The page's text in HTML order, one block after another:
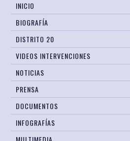
INICIO
BIOGRAFÍA
DISTRITO 20
VIDEOS INTERVENCIONES
NOTICIAS
PRENSA
DOCUMENTOS
INFOGRAFÍAS